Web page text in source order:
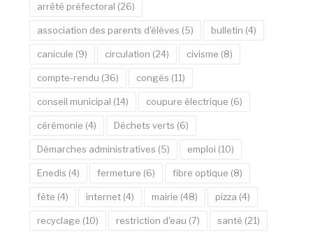
arrêté préfectoral (26)
association des parents d'élèves (5) bulletin (4)
canicule (9) circulation (24) civisme (8)
compte-rendu (36) congés (11)
conseil municipal (14) coupure électrique (6)
cérémonie (4) Déchets verts (6)
Démarches administratives (5) emploi (10)
Enedis (4) fermeture (6) fibre optique (8)
fête (4) internet (4) mairie (48) pizza (4)
recyclage (10) restriction d'eau (7) santé (21)